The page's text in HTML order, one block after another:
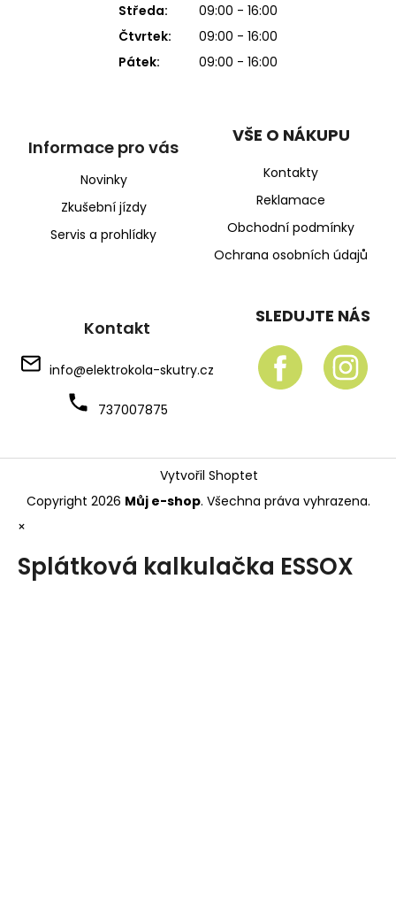
Středa:
09:00 - 16:00
Čtvrtek:
09:00 - 16:00
Pátek:
09:00 - 16:00
Informace pro vás
Novinky
Zkušební jízdy
Servis a prohlídky
VŠE O NÁKUPU
Kontakty
Reklamace
Obchodní podmínky
Ochrana osobních údajů
Kontakt
info@elektrokola-skutry.cz
737007875
SLEDUJTE NÁS
Vytvořil Shoptet
Copyright 2026 Můj e-shop. Všechna práva vyhrazena.
×
Splátková kalkulačka ESSOX